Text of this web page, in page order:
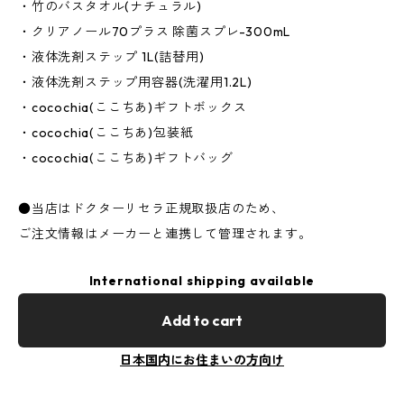
・竹のバスタオル(ナチュラル)
・クリアノール70プラス 除菌スプレ-300mL
・液体洗剤ステップ 1L(詰替用)
・液体洗剤ステップ用容器(洗濯用1.2L)
・cocochia(ここちあ)ギフトボックス
・cocochia(ここちあ)包装紙
・cocochia(ここちあ)ギフトバッグ
●当店はドクターリセラ正規取扱店のため、
ご注文情報はメーカーと連携して管理されます。
International shipping available
Add to cart
日本国内にお住まいの方向け